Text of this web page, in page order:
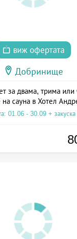
виж офертата
Добринище
за двама, трима или
на сауна в Хотел
01.06 - 30.09 + закуска